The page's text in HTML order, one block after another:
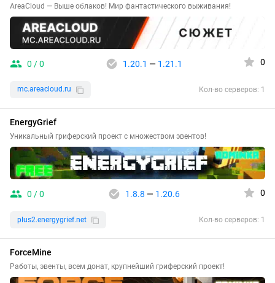
AreaCloud — Выше облаков! Мир фантастического выживания!
0 / 0 1.20.1 — 1.21.1 0
mc.areacloud.ru Кол-во серверов: 1
EnergyGrief
Уникальный гриферский проект с множеством эвентов!
0 / 0 1.8.8 — 1.20.6 0
plus2.energygrief.net Кол-во серверов: 1
ForceMine
Работы, эвенты, всем донат, крупнейший гриферский проект!